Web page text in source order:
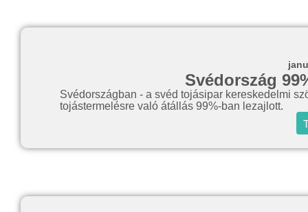
Svédország
Svédországban - a svéd tojásipar kereskedelmi
tojástermelésre való átállás 99%-ban lezajlott.